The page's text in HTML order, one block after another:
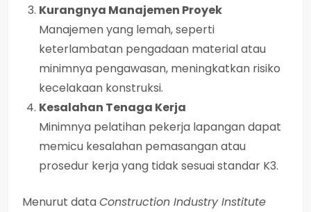
Kurangnya Manajemen Proyek
Manajemen yang lemah, seperti
keterlambatan pengadaan material atau
minimnya pengawasan, meningkatkan risiko
kecelakaan konstruksi.
Kesalahan Tenaga Kerja
Minimnya pelatihan pekerja lapangan dapat
memicu kesalahan pemasangan atau
prosedur kerja yang tidak sesuai standar K3.
Menurut dataConstruction Industry Institute